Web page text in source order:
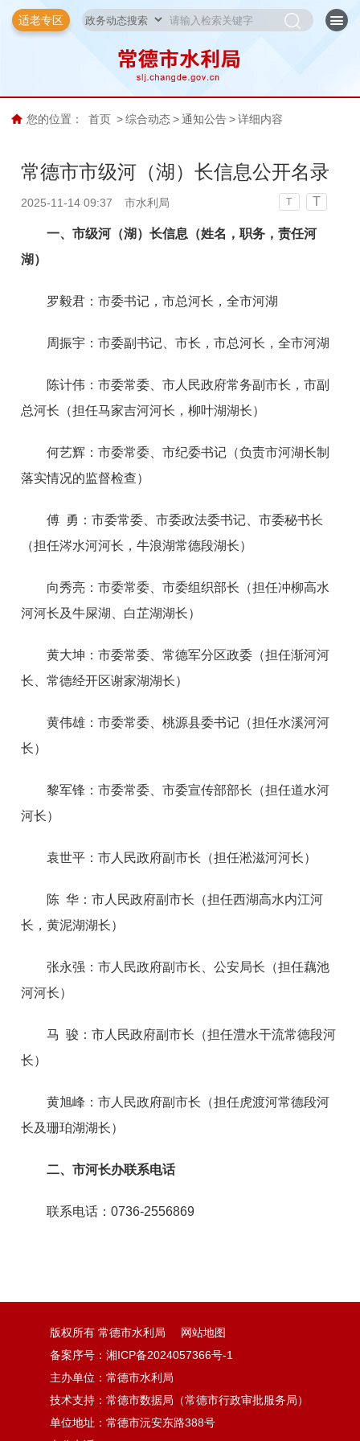
适老专区
您的位置： 首页 > 综合动态 > 通知公告 > 详细内容
常德市市级河（湖）长信息公开名录
2025-11-14 09:37 市水利局 T T
一、市级河（湖）长信息（姓名，职务，责任河
湖）
罗毅君：市委书记，市总河长，全市河湖
周振宇：市委副书记、市长，市总河长，全市河湖
陈计伟：市委常委、市人民政府常务副市长，市副
总河长（担任马家吉河河长，柳叶湖湖长）
何艺辉：市委常委、市纪委书记（负责市河湖长制
落实情况的监督检查）
傅 勇：市委常委、市委政法委书记、市委秘书长
（担任涔水河河长，牛浪湖常德段湖长）
向秀亮：市委常委、市委组织部长（担任冲柳高水
河河长及牛屎湖、白芷湖湖长）
黄大坤：市委常委、常德军分区政委（担任渐河河
长、常德经开区谢家湖湖长）
黄伟雄：市委常委、桃源县委书记（担任水溪河河
长）
黎军锋：市委常委、市委宣传部部长（担任道水河
河长）
袁世平：市人民政府副市长（担任淞滋河河长）
陈 华：市人民政府副市长（担任西湖高水内江河
长，黄泥湖湖长）
张永强：市人民政府副市长、公安局长（担任藕池
河河长）
马 骏：市人民政府副市长（担任澧水干流常德段河
长）
黄旭峰：市人民政府副市长（担任虎渡河常德段河
长及珊珀湖湖长）
二、市河长办联系电话
联系电话：0736-2556869
版权所有 常德市水利局
网站地图
备案序号：湘ICP备2024057366号-1
主办单位：常德市水利局
技术支持：常德市数据局（常德市行政审批服务局）
单位地址：常德市沅安东路388号